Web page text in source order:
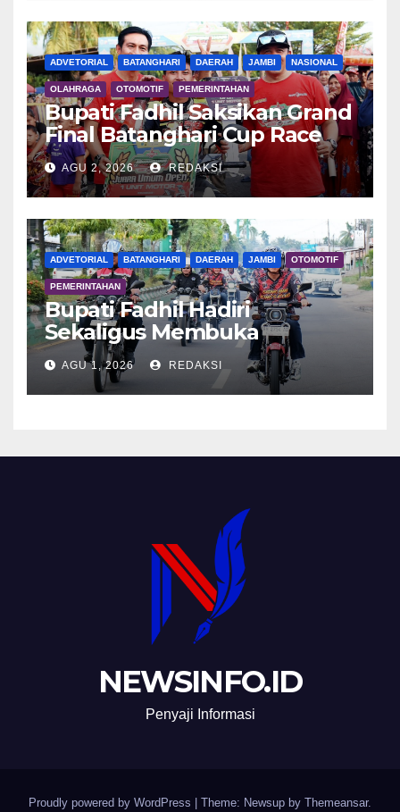
ADVETORIAL BATANGHARI DAERAH JAMBI NASIONAL
OLAHRAGA OTOMOTIF PEMERINTAHAN
Bupati Fadhil Saksikan Grand
Final Batanghari Cup Race
2026
AGU 2, 2026 REDAKSI
ADVETORIAL BATANGHARI DAERAH JAMBI OTOMOTIF
PEMERINTAHAN
Bupati Fadhil Hadiri
Sekaligus Membuka
Kegiatan Batanghari King
Club
AGU 1, 2026 REDAKSI
NEWSINFO.ID
Penyaji Informasi
Proudly powered by WordPress | Theme: Newsup by Themeansar.